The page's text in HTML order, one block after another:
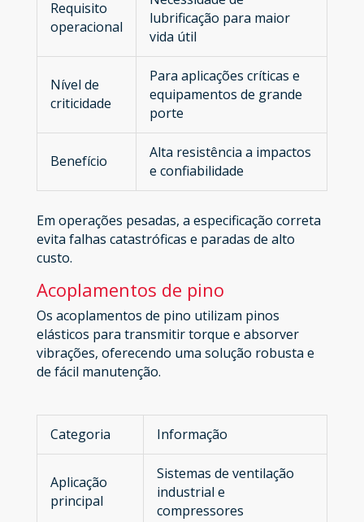
Requisito
operacional
lubrificação para maior
vida útil
Nível de
criticidade
Para aplicações críticas e
equipamentos de grande
porte
Benefício
Alta resistência a impactos
e confiabilidade
Em operações pesadas, a especificação correta
evita falhas catastróficas e paradas de alto
custo.
Acoplamentos de pino
Os acoplamentos de pino utilizam pinos
elásticos para transmitir torque e absorver
vibrações, oferecendo uma solução robusta e
de fácil manutenção.
Categoria Informação
Aplicação
principal
Sistemas de ventilação
industrial e
compressores